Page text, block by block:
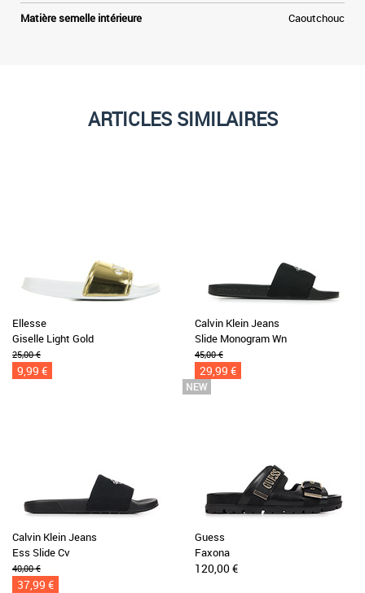
Matière semelle intérieure Caoutchouc
ARTICLES SIMILAIRES
Ellesse
Giselle Light Gold
25,00 €
9,99 €
Calvin Klein Jeans
Slide Monogram Wn
45,00 €
29,99 €
Calvin Klein Jeans
Ess Slide Cv
40,00 €
37,99 €
Guess
Faxona
120,00 €